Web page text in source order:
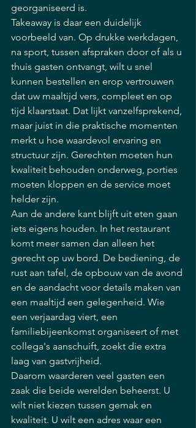
georganiseerd is.
Takeaway is daar een duidelijk
voorbeeld van. Op drukke werkdagen,
na sport, tussen afspraken door of als u
thuis gasten ontvangt, wilt u snel
kunnen bestellen en erop vertrouwen
dat uw maaltijd vers, compleet en op
tijd klaarstaat. Dat lijkt vanzelfsprekend,
maar juist in die praktische momenten
merkt u hoe waardevol ervaring en
structuur zijn. Gerechten moeten hun
kwaliteit behouden onderweg, porties
moeten kloppen en de service moet
helder zijn.
Aan de andere kant blijft uit eten gaan
iets eigens houden. In het restaurant
komt meer samen dan alleen het
gerecht op uw bord. De bediening, de
rust aan tafel, de opbouw van de avond
en de aandacht voor details maken van
een maaltijd een gelegenheid. Wie
een verjaardag viert, een
familiebijeenkomst organiseert of met
collega's aanschuift, zoekt die extra
laag van gastvrijheid.
Daarom waarderen veel gasten een
zaak die beide werelden beheerst. U
wilt niet kiezen tussen gemak en
kwaliteit. U wilt een adres waar een